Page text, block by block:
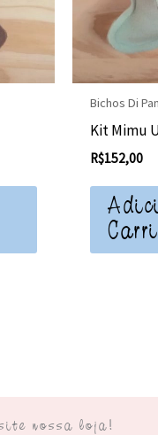
Bichos Di
Kit Mimu
R$152,00
nossa loja!